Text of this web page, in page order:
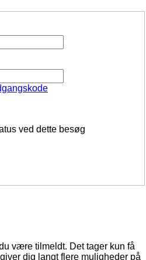
ved dette besøg
være tilmeldt. Det tager kun få
dig langt flere muligheder på